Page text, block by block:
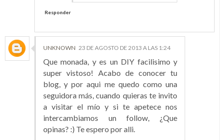
Responder
UNKNOWN 23 DE AGOSTO DE 2013 A LAS 1:24
Que monada, y es un DIY facilisimo y
super vistoso! Acabo de conocer tu
blog, y por aqui me quedo como una
seguidora más, cuando quieras te invito
a visitar el mío y si te apetece nos
intercambiamos un follow, ¿Que
opinas? :) Te espero por alli.